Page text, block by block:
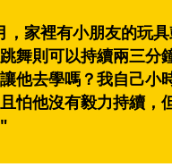
家裡有小朋友的玩
舞則可以持續兩三分
他去學嗎？我自己小
怕他沒有毅力持續，